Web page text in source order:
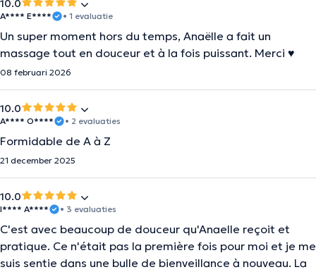
10.0
A**** E**** • 1 evaluatie
Un super moment hors du temps, Anaëlle a fait un
massage tout en douceur et à la fois puissant. Merci ♥️
08 februari 2026
10.0
A**** O**** • 2 evaluaties
Formidable de A à Z
21 december 2025
10.0
I**** A**** • 3 evaluaties
C'est avec beaucoup de douceur qu'Anaelle reçoit et
pratique. Ce n'était pas la première fois pour moi et je me
suis sentie dans une bulle de bienveillance à nouveau. La